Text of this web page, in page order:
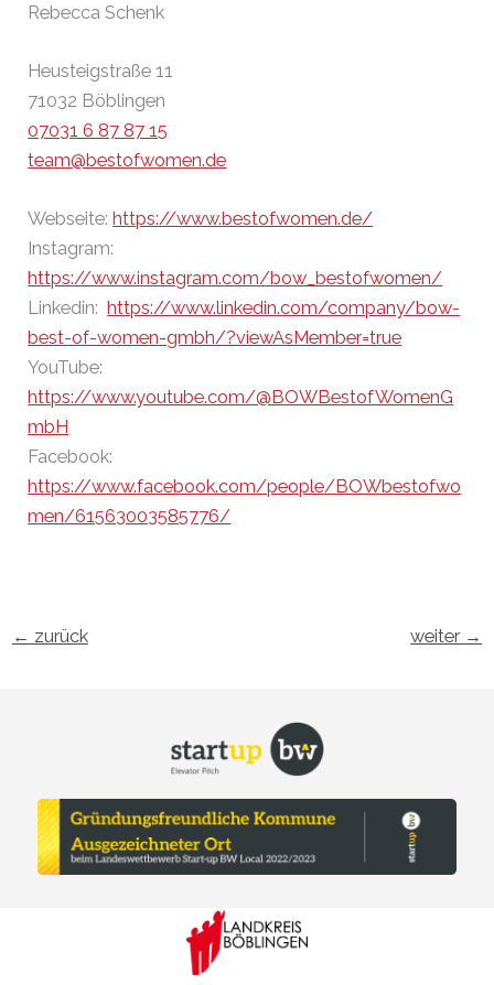
Rebecca Schenk
Heusteigstraße 11
71032 Böblingen
07031 6 87 87 15
team@bestofwomen.de
Webseite: https://www.bestofwomen.de/
Instagram:
https://www.instagram.com/bow_bestofwomen/
Linkedin: https://www.linkedin.com/company/bow-
best-of-women-gmbh/?viewAsMember=true
YouTube:
https://www.youtube.com/@BOWBestofWomenG
mbH
Facebook:
https://www.facebook.com/people/BOWbestofwo
men/61563003585776/
← zurück weiter →